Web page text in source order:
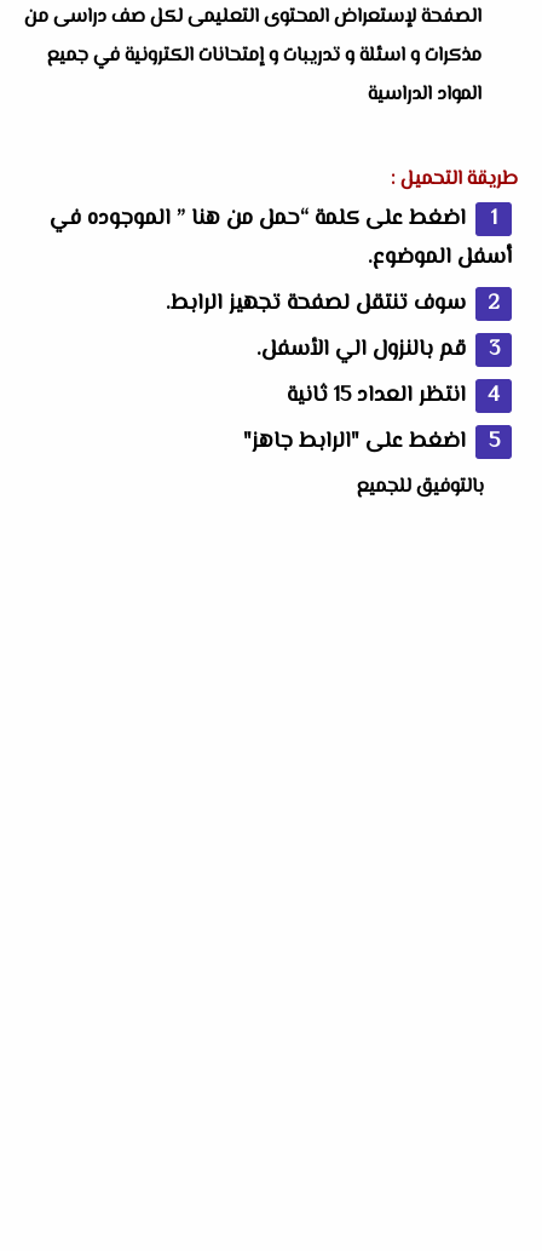
الصفحة لإستعراض المحتوى التعليمى لكل صف دراسى من
مذكرات و اسئلة و تدريبات و إمتحانات الكترونية في جميع
المواد الدراسية
طريقة التحميل :
اضغط على كلمة “حمل من هنا ” الموجوده في
أسفل الموضوع.
سوف تنتقل لصفحة تجهيز الرابط.
قم بالنزول الي الأسفل.
انتظر العداد 15 ثانية
اضغط على "الرابط جاهز"
بالتوفيق للجميع